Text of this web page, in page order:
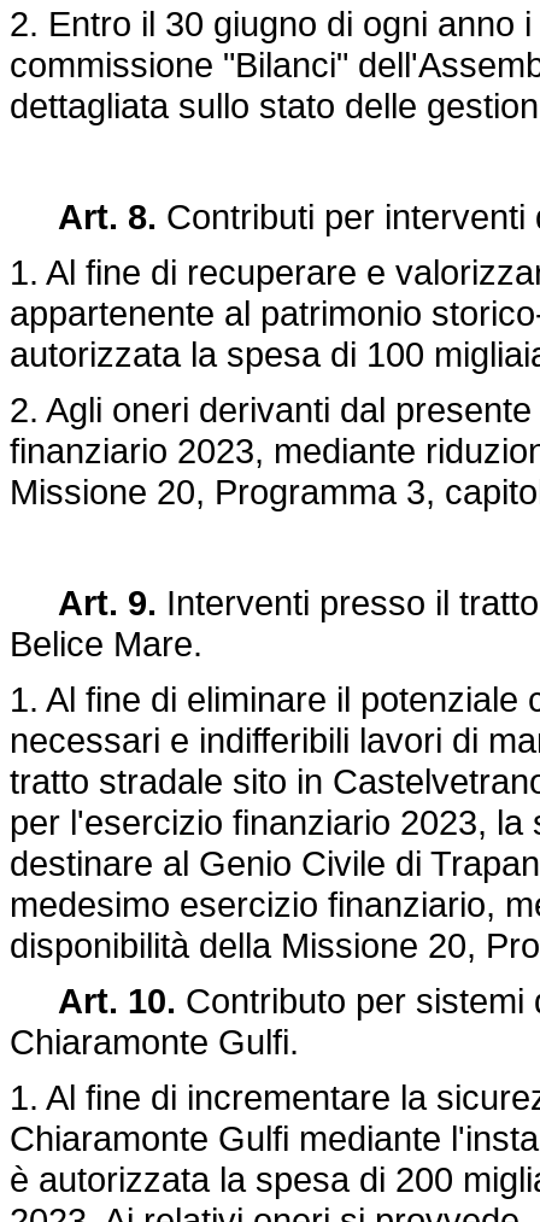
2. Entro il 30 giugno di ogni anno
commissione "Bilanci"
dettagliata sullo stato delle
Art. 8. Contributi per
1. Al fine di recuperare e
appartenente al patrimonio
autorizzata la spesa di 100
2. Agli oneri derivanti dal
finanziario 2023, mediante
Missione 20, Programma 3,
Art. 9. Interventi presso il
Belice Mare.
1. Al fine di eliminare il
necessari e indifferibili lavori di
tratto stradale sito in
per l'esercizio finanziario 2023,
destinare al Genio Civile di
medesimo esercizio finanziario,
disponibilità della Missione 20,
Art. 10. Contributo per sistemi
Chiaramonte Gulfi.
1. Al fine di incrementare la
Chiaramonte Gulfi mediante
è autorizzata la spesa di 200